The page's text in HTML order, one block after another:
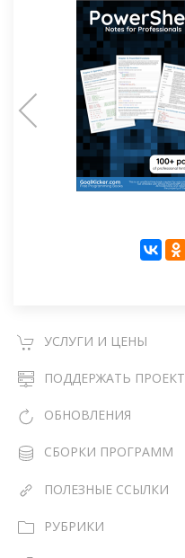
УСЛУГИ И ЦЕНЫ
ПОДДЕРЖАТЬ ПРОЕКТ
ОБНОВЛЕНИЯ
СБОРКИ ПРОГРАММ
ПОЛЕЗНЫЕ ССЫЛКИ
РУБРИКИ